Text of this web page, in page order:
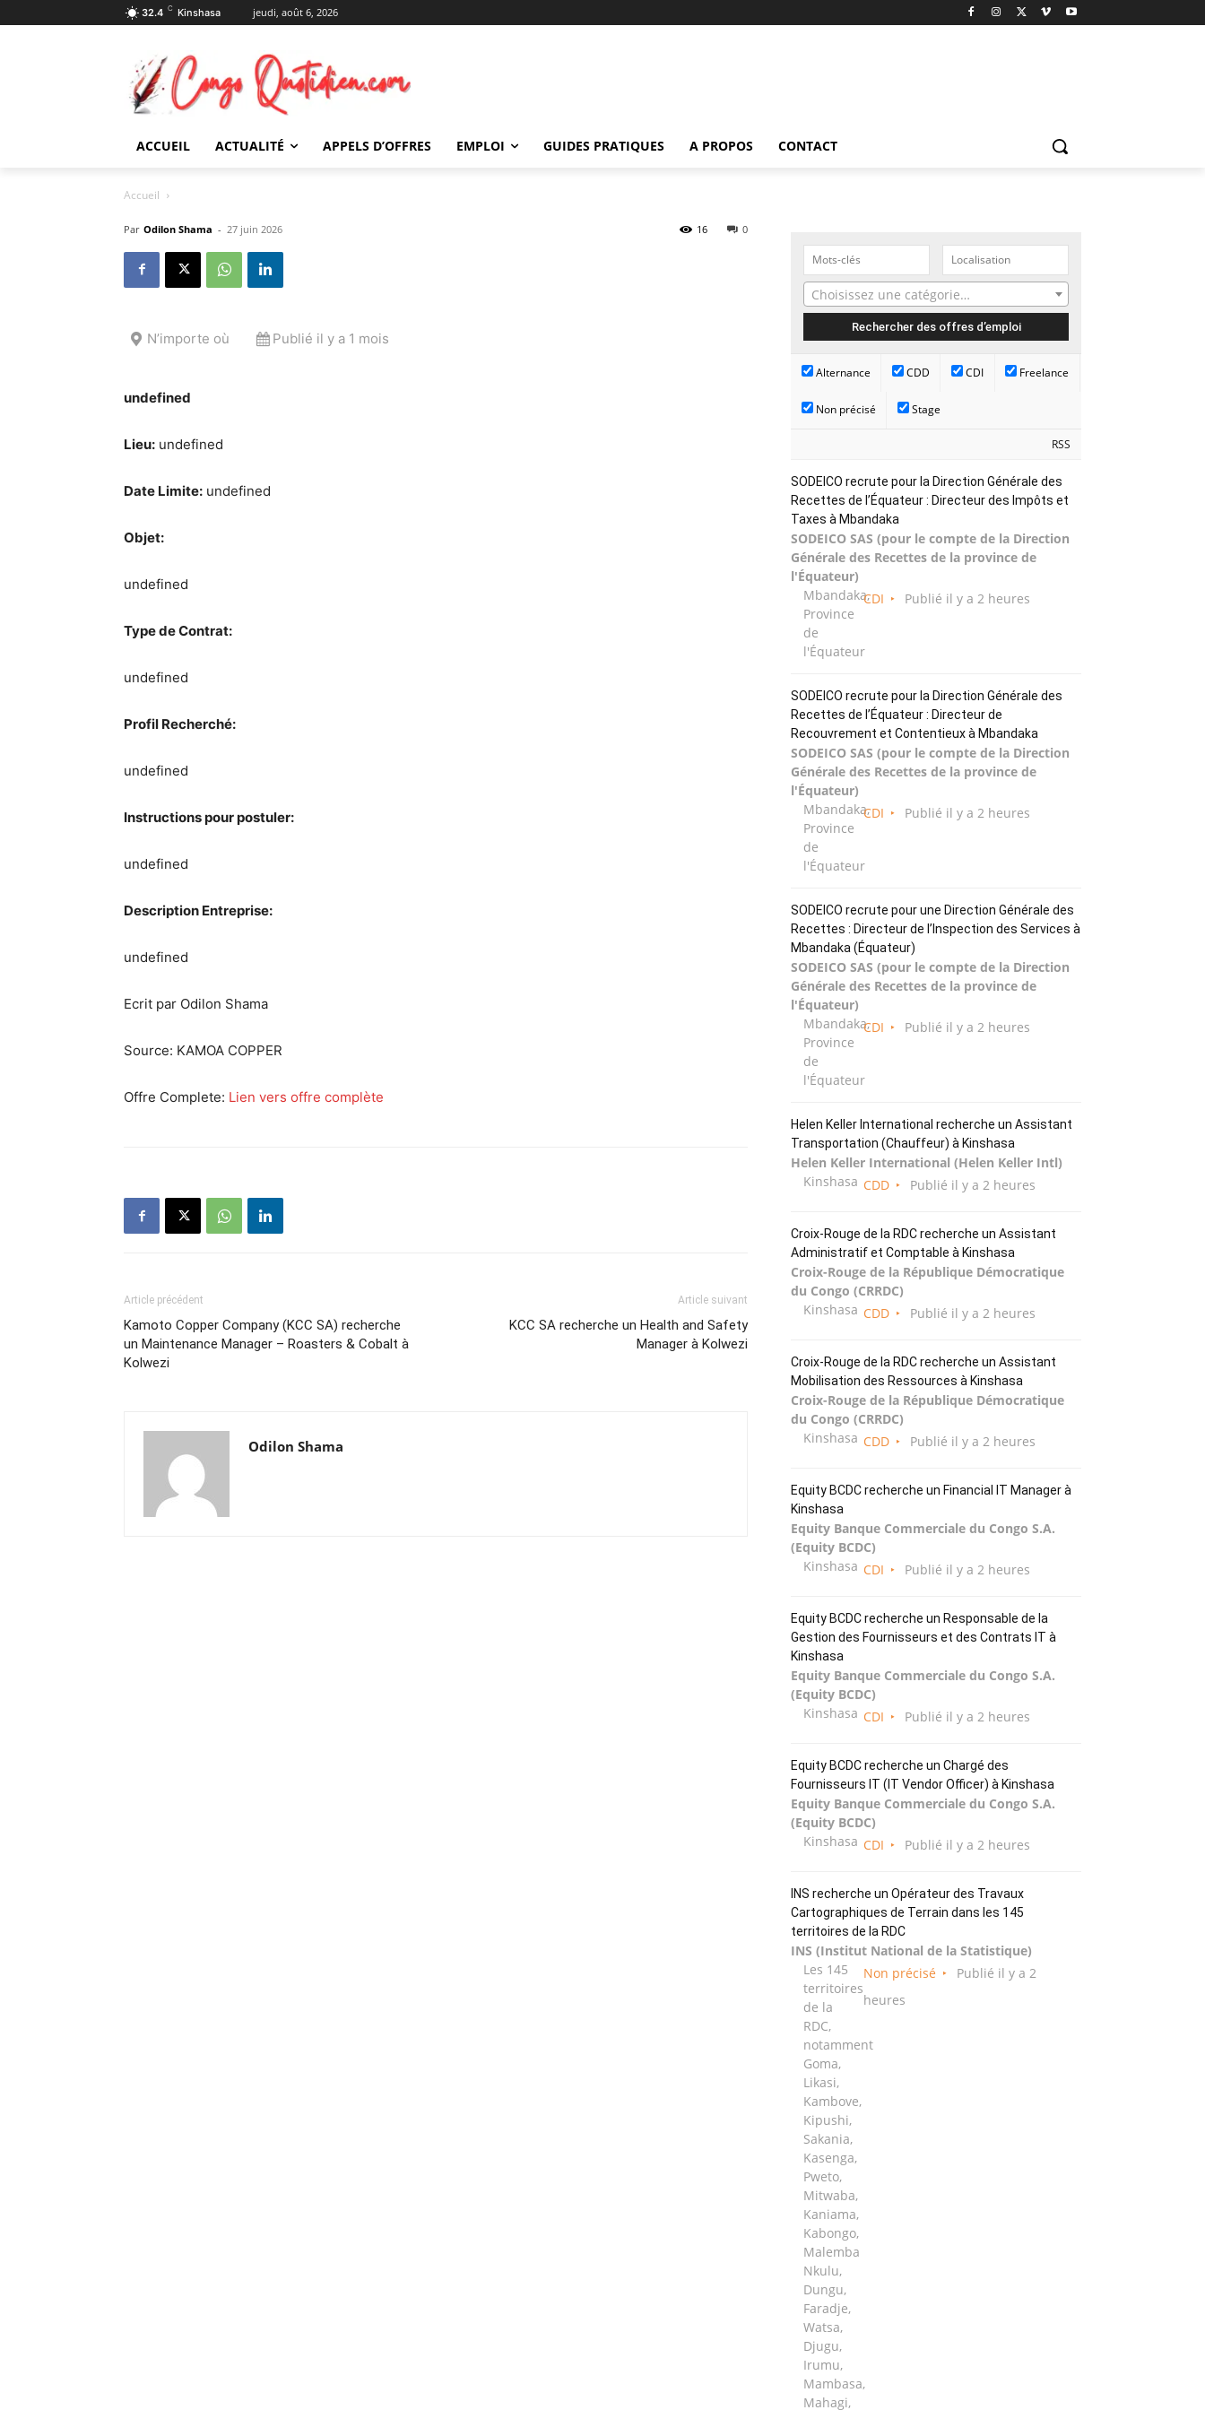
32.4 C Kinshasa jeudi, août 6, 2026
ACCUEIL ACTUALITÉ APPELS D’OFFRES EMPLOI GUIDES PRATIQUES A PROPOS CONTACT
Accueil
Par Odilon Shama - 27 juin 2026 0
16
N’importe où Publié il y a 1 mois
undefined
Lieu: undefined
Date Limite: undefined
Objet:
undefined
Type de Contrat:
undefined
Profil Recherché:
undefined
Instructions pour postuler:
undefined
Description Entreprise:
undefined
Ecrit par Odilon Shama
Source: KAMOA COPPER
Offre Complete: Lien vers offre complète
Article précédent
Kamoto Copper Company (KCC SA) recherche
un Maintenance Manager – Roasters & Cobalt à
Kolwezi
Article suivant
KCC SA recherche un Health and Safety
Manager à Kolwezi
Odilon Shama
Choisissez une catégorie…
Alternance CDD CDI Freelance
Non précisé Stage
RSS
SODEICO recrute pour la Direction Générale des
Recettes de l’Équateur : Directeur des Impôts et
Taxes à Mbandaka
SODEICO SAS (pour le compte de la Direction
Générale des Recettes de la province de
l'Équateur)
Mbandaka,
Province
de
l'Équateur
CDI Publié il y a 2 heures
SODEICO recrute pour la Direction Générale des
Recettes de l’Équateur : Directeur de
Recouvrement et Contentieux à Mbandaka
SODEICO SAS (pour le compte de la Direction
Générale des Recettes de la province de
l'Équateur)
Mbandaka,
Province
de
l'Équateur
CDI Publié il y a 2 heures
SODEICO recrute pour une Direction Générale des
Recettes : Directeur de l’Inspection des Services à
Mbandaka (Équateur)
SODEICO SAS (pour le compte de la Direction
Générale des Recettes de la province de
l'Équateur)
Mbandaka,
Province
de
l'Équateur
CDI Publié il y a 2 heures
Helen Keller International recherche un Assistant
Transportation (Chauffeur) à Kinshasa
Helen Keller International (Helen Keller Intl)
Kinshasa CDD Publié il y a 2 heures
Croix-Rouge de la RDC recherche un Assistant
Administratif et Comptable à Kinshasa
Croix-Rouge de la République Démocratique
du Congo (CRRDC)
Kinshasa CDD Publié il y a 2 heures
Croix-Rouge de la RDC recherche un Assistant
Mobilisation des Ressources à Kinshasa
Croix-Rouge de la République Démocratique
du Congo (CRRDC)
Kinshasa CDD Publié il y a 2 heures
Equity BCDC recherche un Financial IT Manager à
Kinshasa
Equity Banque Commerciale du Congo S.A.
(Equity BCDC)
Kinshasa CDI Publié il y a 2 heures
Equity BCDC recherche un Responsable de la
Gestion des Fournisseurs et des Contrats IT à
Kinshasa
Equity Banque Commerciale du Congo S.A.
(Equity BCDC)
Kinshasa CDI Publié il y a 2 heures
Equity BCDC recherche un Chargé des
Fournisseurs IT (IT Vendor Officer) à Kinshasa
Equity Banque Commerciale du Congo S.A.
(Equity BCDC)
Kinshasa CDI Publié il y a 2 heures
INS recherche un Opérateur des Travaux
Cartographiques de Terrain dans les 145
territoires de la RDC
INS (Institut National de la Statistique)
Les 145
territoires
de la
RDC,
notamment
Goma,
Likasi,
Kambove,
Kipushi,
Sakania,
Kasenga,
Pweto,
Mitwaba,
Kaniama,
Kabongo,
Malemba
Nkulu,
Dungu,
Faradje,
Watsa,
Djugu,
Irumu,
Mambasa,
Mahagi,
Non précisé
Publié il y a 2
heures